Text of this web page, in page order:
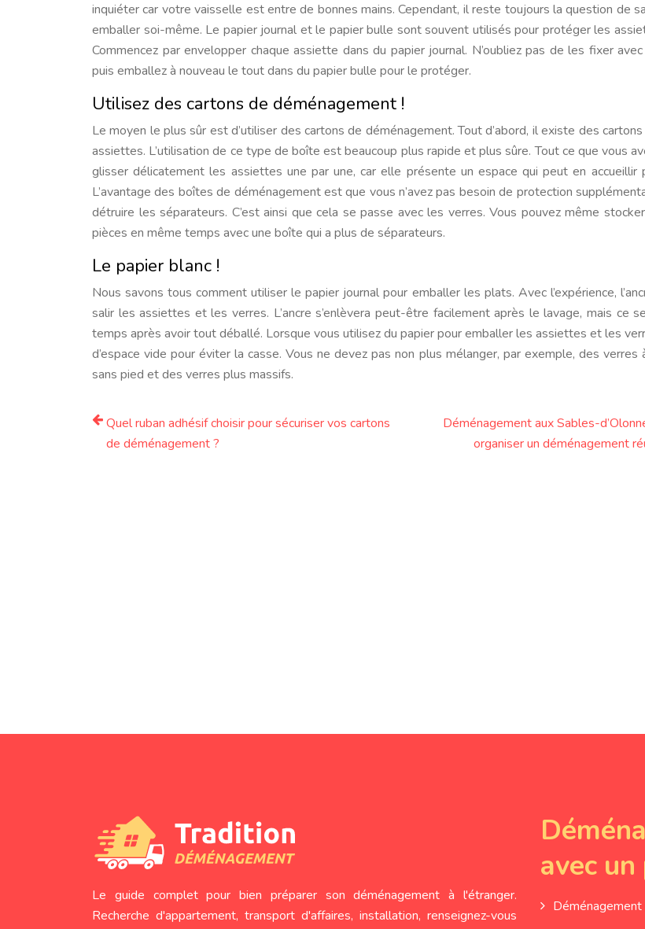
inquiéter car votre vaisselle est entre de bonnes mains. Cependant, il reste toujours la question de
emballer soi-même. Le papier journal et le papier bulle sont souvent utilisés pour protéger les
Commencez par envelopper chaque assiette dans du papier journal. N’oubliez pas de les fixer
puis emballez à nouveau le tout dans du papier bulle pour le protéger.
Utilisez des cartons de déménagement !
Le moyen le plus sûr est d’utiliser des cartons de déménagement. Tout d’abord, il existe des
assiettes. L’utilisation de ce type de boîte est beaucoup plus rapide et plus sûre. Tout ce que vous
glisser délicatement les assiettes une par une, car elle présente un espace qui peut en accueillir
L’avantage des boîtes de déménagement est que vous n’avez pas besoin de protection
détruire les séparateurs. C’est ainsi que cela se passe avec les verres. Vous pouvez même
pièces en même temps avec une boîte qui a plus de séparateurs.
Le papier blanc !
Nous savons tous comment utiliser le papier journal pour emballer les plats. Avec l’expérience,
salir les assiettes et les verres. L’ancre s’enlèvera peut-être facilement après le lavage, mais ce
temps après avoir tout déballé. Lorsque vous utilisez du papier pour emballer les assiettes et les
d’espace vide pour éviter la casse. Vous ne devez pas non plus mélanger, par exemple, des verres
sans pied et des verres plus massifs.
Quel ruban adhésif choisir pour sécuriser vos cartons
de déménagement ?
Déménagement aux Sables-
organiser un déménagement
Le guide complet pour bien préparer son déménagement à l'étranger.
Recherche d'appartement, transport d'affaires, installation, renseignez-vous
avec